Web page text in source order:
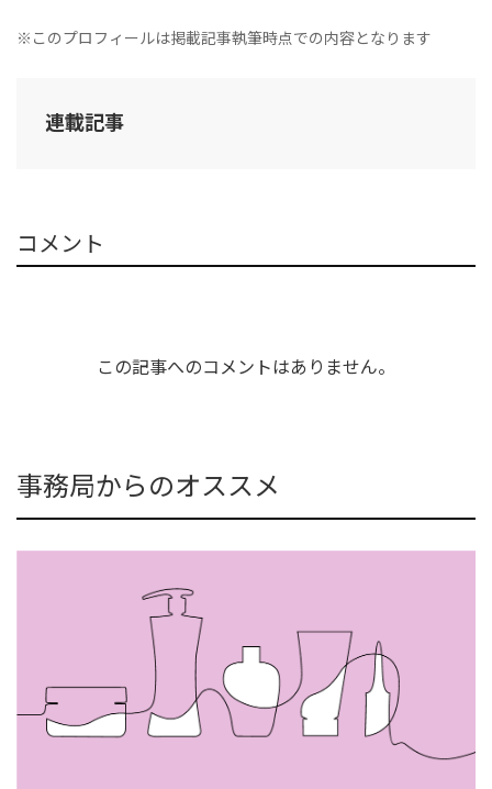
※このプロフィールは掲載記事執筆時点での内容となります
連載記事
コメント
この記事へのコメントはありません。
事務局からのオススメ